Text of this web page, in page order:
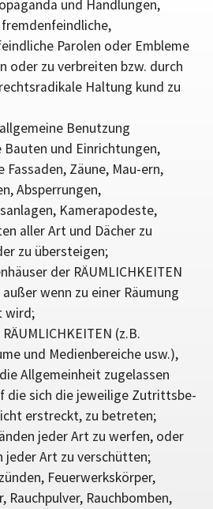
und Handlungen,
Parolen oder Embleme
oder zu verbreiten bzw. durch
Haltung kund zu
Benutzung
Bauten und Einrichtungen,
Fassaden, Zäune, Mau-ern,
Absperrungen,
Kamerapodeste,
aller Art und Dächer zu
zu übersteigen;
der RÄUMLICHKEITEN
wenn zu einer Räumung
wird;
(z.B.
und Medienbereiche usw.),
Allgemeinheit zugelassen
die sich die jeweilige Zutrittsbe-
erstreckt, zu betreten;
jeder Art zu werfen, oder
jeder Art zu verschütten;
Feuerwerkskörper,
Rauchpulver, Rauchbomben,